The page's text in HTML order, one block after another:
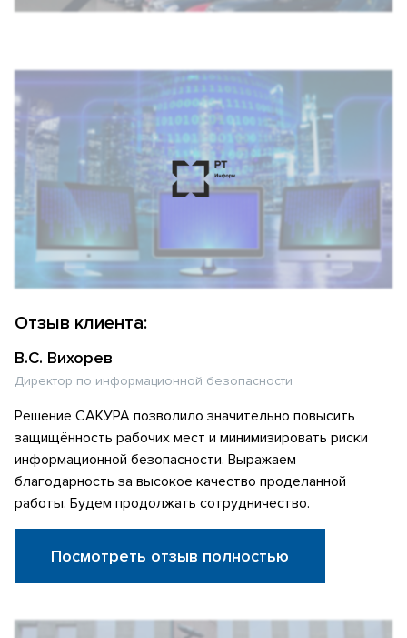
Отзыв клиента:
В.С. Вихорев
Директор по информационной безопасности
Решение САКУРА позволило значительно повысить
защищённость рабочих мест и минимизировать риски
информационной безопасности. Выражаем
благодарность за высокое качество проделанной
работы. Будем продолжать сотрудничество.
Посмотреть отзыв полностью